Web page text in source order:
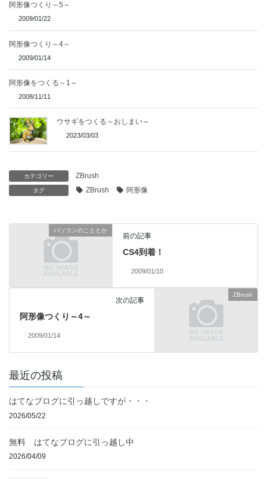
阿形像つくり～5～
2009/01/22
阿形像つくり～4～
2009/01/14
阿形像をつくる～1～
2008/11/11
ウサギをつくる～おしまい～
2023/03/03
カテゴリー ZBrush
タグ ZBrush 阿形像
パソコンのこととか
前の記事
CS4到着！
2009/01/10
ZBrush
次の記事
阿形像つくり～4～
2009/01/14
最近の投稿
はてなブログに引っ越しですが・・・
2026/05/22
無料 はてなブログに引っ越し中
2026/04/09